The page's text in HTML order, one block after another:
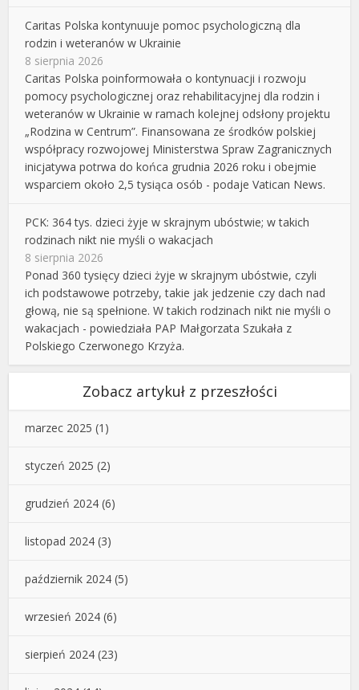
Caritas Polska kontynuuje pomoc psychologiczną dla
rodzin i weteranów w Ukrainie
8 sierpnia 2026
Caritas Polska poinformowała o kontynuacji i rozwoju
pomocy psychologicznej oraz rehabilitacyjnej dla rodzin i
weteranów w Ukrainie w ramach kolejnej odsłony projektu
„Rodzina w Centrum”. Finansowana ze środków polskiej
współpracy rozwojowej Ministerstwa Spraw Zagranicznych
inicjatywa potrwa do końca grudnia 2026 roku i obejmie
wsparciem około 2,5 tysiąca osób - podaje Vatican News.
PCK: 364 tys. dzieci żyje w skrajnym ubóstwie; w takich
rodzinach nikt nie myśli o wakacjach
8 sierpnia 2026
Ponad 360 tysięcy dzieci żyje w skrajnym ubóstwie, czyli
ich podstawowe potrzeby, takie jak jedzenie czy dach nad
głową, nie są spełnione. W takich rodzinach nikt nie myśli o
wakacjach - powiedziała PAP Małgorzata Szukała z
Polskiego Czerwonego Krzyża.
Zobacz artykuł z przeszłości
marzec 2025 (1)
styczeń 2025 (2)
grudzień 2024 (6)
listopad 2024 (3)
październik 2024 (5)
wrzesień 2024 (6)
sierpień 2024 (23)